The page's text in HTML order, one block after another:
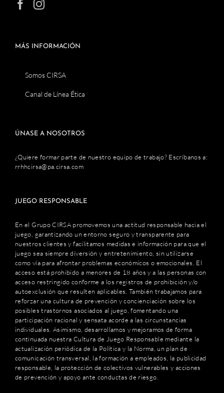
MÁS INFORMACIÓN
Somos CIRSA
Canal de Línea Ética
ÚNASE A NOSOTROS
¿Quiere formar parte de nuestro equipo de trabajo? Escríbanos a:
rrhhcirsa@pa.cirsa.com
JUEGO RESPONSABLE
En el Grupo CIRSA promovemos una actitud responsable hacia el
juego, garantizando un entorno seguro y transparente para
nuestros clientes y facilitamos medidas e información para que el
juego sea siempre diversión y entretenimiento, sin utilizarse
como vía para afrontar problemas económicos o emocionales. El
acceso está prohibido a menores de 18 años y a las personas con
acceso restringido conforme a los registros de prohibición y/o
autoexclusión que resulten aplicables. También trabajamos para
reforzar una cultura de prevención y concienciación sobre los
posibles trastornos asociados al juego, fomentando una
participación racional y sensata acorde a las circunstancias
individuales. Asimismo, desarrollamos y mejoramos de forma
continuada nuestra Cultura de Juego Responsable mediante la
actualización periódica de la Política y la Norma, un plan de
comunicación transversal, la formación a empleados, la publicidad
responsable, la protección de colectivos vulnerables y acciones
de prevención y apoyo ante conductas de riesgo.